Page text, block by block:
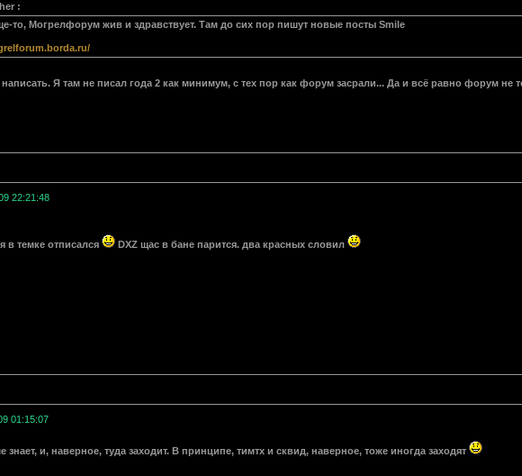
:
то, Могрелфорум жив и здравствует. Там до сих пор пишут новые посты Smile
Я там не писал года 2 как минимум, с тех пор как форум засрали... Да и всё равно форум не
22:21:48
в темке отписался DXZ щас в бане парится. два красных словил
01:15:07
и, наверное, туда заходит. В принципе, тимтх и сквид, наверное, тоже иногда заходят